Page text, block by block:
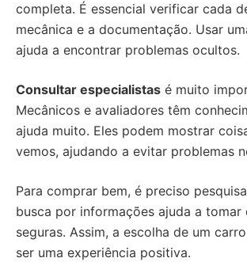
completa. É essencial verificar cada
mecânica e a documentação. Usar
ajuda a encontrar problemas ocultos.
Consultar especialistas é muito
Mecânicos e avaliadores têm
ajuda muito. Eles podem mostrar
vemos, ajudando a evitar problemas
Para comprar bem, é preciso
busca por informações ajuda a tomar
seguras. Assim, a escolha de um
ser uma experiência positiva.